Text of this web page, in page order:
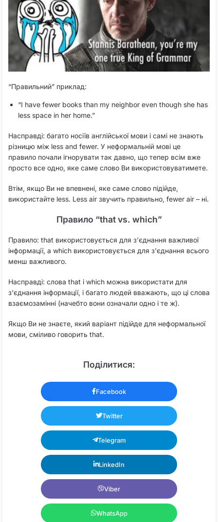
“Правильний” приклад:
“I have fewer books than my neighbor even though she has
less space in her home.”
Насправді: багато носіїв англійської мови і самі не знають
різницю між less and fewer. У неформальній мові це
правило почали ігнорувати так давно, що тепер всім вже
просто все одно, яке саме слово Ви використовуватимете.
Втім, якщо Ви не впевнені, яке саме слово підійде,
використайте less. Less air звучить правильно, fewer air – ні.
Правило “that vs. which”
Правило: that використовується для з’єднання важливої
інформації, а which використовується для з’єднання всього
менш важливого.
Насправді: слова that і which можна використати для
з’єднання інформації, і багато людей вважають, що ці слова
взаємозамінні (начебто вони означали одно і те ж).
Якщо Ви не знаєте, який варіант підійде для неформальної
мови, сміливо говорить that.
Поділитися:
Facebook
Twitter
Telegram
LinkedIn
Viber
WhatsApp